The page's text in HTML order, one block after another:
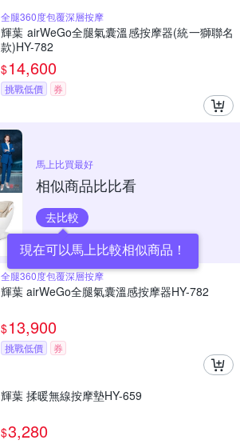
全腿360度包覆深層按摩
輝葉 airWeGo全腿氣囊溫感按摩器(統一獅聯名
款)HY-782
$14,600
挑戰低價 券
馬上比買最好
相似商品比比看
去比較
現在可以馬上比較相似商品！
全腿360度包覆深層按摩
輝葉 airWeGo全腿氣囊溫感按摩器HY-782
$13,900
挑戰低價 券
輝葉 揉暖無線按摩墊HY-659
$3,280